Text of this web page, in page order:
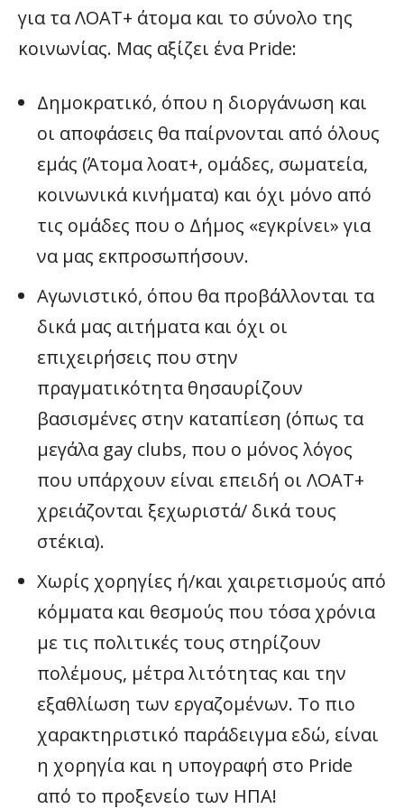
για τα ΛΟΑΤ+ άτομα και το σύνολο της
κοινωνίας. Μας αξίζει ένα Pride:
Δημοκρατικό, όπου η διοργάνωση και
οι αποφάσεις θα παίρνονται από όλους
εμάς (Άτομα λοατ+, ομάδες, σωματεία,
κοινωνικά κινήματα) και όχι μόνο από
τις ομάδες που ο Δήμος «εγκρίνει» για
να μας εκπροσωπήσουν.
Αγωνιστικό, όπου θα προβάλλονται τα
δικά μας αιτήματα και όχι οι
επιχειρήσεις που στην
πραγματικότητα θησαυρίζουν
βασισμένες στην καταπίεση (όπως τα
μεγάλα gay clubs, που ο μόνος λόγος
που υπάρχουν είναι επειδή οι ΛΟΑΤ+
χρειάζονται ξεχωριστά/ δικά τους
στέκια).
Χωρίς χορηγίες ή/και χαιρετισμούς από
κόμματα και θεσμούς που τόσα χρόνια
με τις πολιτικές τους στηρίζουν
πολέμους, μέτρα λιτότητας και την
εξαθλίωση των εργαζομένων. Το πιο
χαρακτηριστικό παράδειγμα εδώ, είναι
η χορηγία και η υπογραφή στο Pride
από το προξενείο των ΗΠΑ!